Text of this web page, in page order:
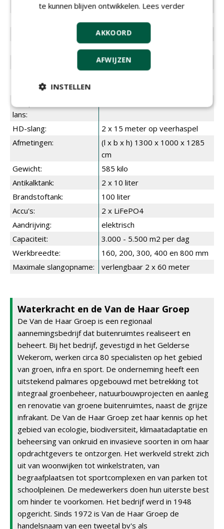
Aanbevolen voor:
onkruidbestrijding
gemiddeld tot intensief (pro's)
0,5 - 50 bar
Tot 2 x 11 liter/minuut
verrijdbaar
lans:
HD-slang:
2 x 15 meter op veerhaspel
Afmetingen:
(l x b x h) 1300 x 1000 x 1285
cm
Gewicht:
585 kilo
Antikalktank:
2 x 10 liter
Brandstoftank:
100 liter
Accu's:
2 x LiFePO4
Aandrijving:
elektrisch
Capaciteit:
3.000 - 5.500 m2 per dag
Werkbreedte:
160, 200, 300, 400 en 800 mm
Maximale slangopname:
verlengbaar 2 x 60 meter
Waterkracht en de Van de Haar Groep
De Van de Haar Groep is een regionaal
aannemingsbedrijf dat buitenruimtes realiseert en
beheert. Bij het bedrijf, gevestigd in het Gelderse
Wekerom, werken circa 80 specialisten op het gebied
van groen, infra en sport. De onderneming heeft een
uitstekend palmares opgebouwd met betrekking tot
integraal groenbeheer, natuurbouwprojecten en aanleg
en renovatie van groene buitenruimtes, naast de grijze
infrakant. De Van de Haar Groep zet haar kennis op het
gebied van ecologie, biodiversiteit, klimaatadaptatie en
beheersing van onkruid en invasieve soorten in om haar
opdrachtgevers te ontzorgen. Het werkveld strekt zich
uit van woonwijken tot winkelstraten, van
begraafplaatsen tot sportcomplexen en van parken tot
schoolpleinen. De medewerkers doen hun uiterste best
om hinder te voorkomen. Het bedrijf werd in 1948
opgericht. Sinds 1972 is Van de Haar Groep de
handelsnaam van een tweetal bv's als
te kunnen blijven ontwikkelen. Lees verder
AKKOORD
AFWIJZEN
INSTELLEN